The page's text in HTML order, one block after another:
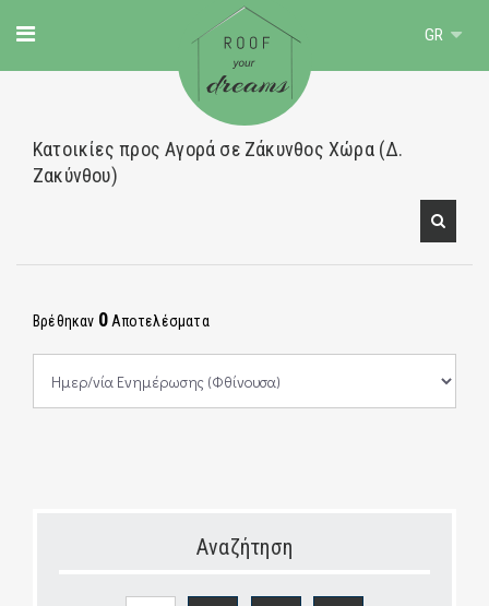
GR
Κατοικίες προς Αγορά σε Ζάκυνθος Χώρα (Δ.
Ζακύνθου)
Βρέθηκαν 0 Αποτελέσματα
Αναζήτηση